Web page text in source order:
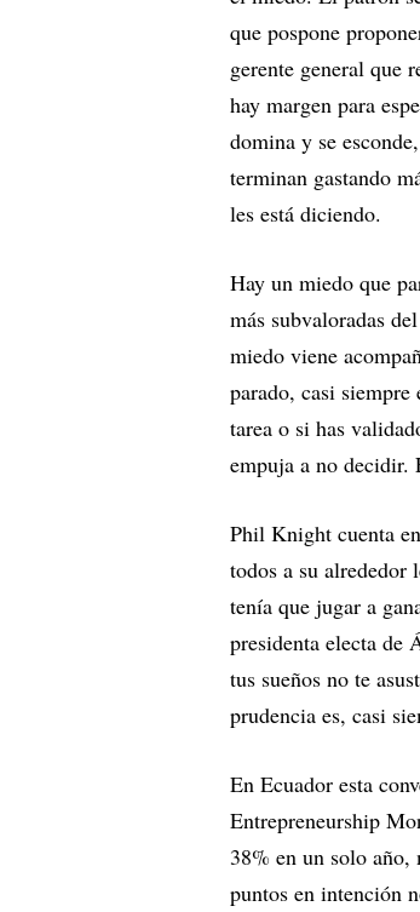
que pospone
gerente general que
hay margen para
domina y se
terminan gastando
les está diciendo.
Hay un miedo que
más subvaloradas
miedo viene
parado, casi siempre
tarea o si has
empuja a no decidir.
Phil Knight cuenta
todos a su alrededor
tenía que jugar a
presidenta electa de
tus sueños no te
prudencia es, casi
En Ecuador esta
Entrepreneurship
38% en un solo
puntos en intención